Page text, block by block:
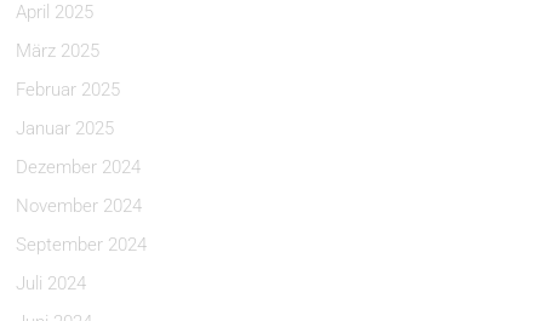
April 2025
März 2025
Februar 2025
Januar 2025
Dezember 2024
November 2024
September 2024
Juli 2024